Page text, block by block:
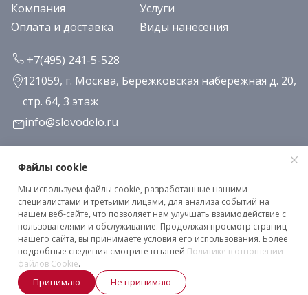
Компания
Услуги
Оплата и доставка
Виды нанесения
+7(495) 241-5-528
121059, г. Москва, Бережковская набережная д. 20,
стр. 64, 3 этаж
info@slovodelo.ru
Заказать звонок
Подписаться на рассылку
Клиентское соглашение
Политика конфиденциальности
2026 © «Словодело». Все права защищены
Файлы cookie
Мы используем файлы cookie, разработанные нашими
специалистами и третьими лицами, для анализа событий на
нашем веб-сайте, что позволяет нам улучшать взаимодействие с
пользователями и обслуживание. Продолжая просмотр страниц
нашего сайта, вы принимаете условия его использования. Более
подробные сведения смотрите в нашей Политике в отношении
файлов Cookie.
Принимаю Не принимаю